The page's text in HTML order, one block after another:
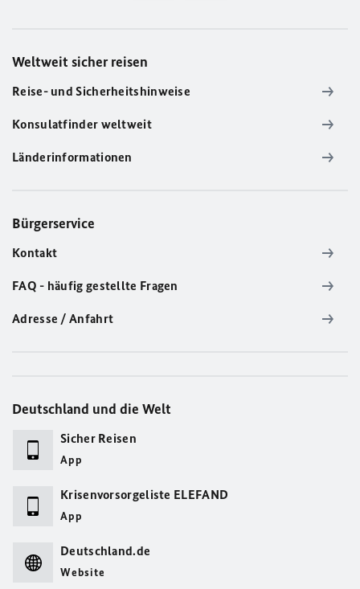
Weltweit sicher reisen
Reise- und Sicherheitshinweise
Konsulatfinder weltweit
Länderinformationen
Bürgerservice
Kontakt
FAQ - häufig gestellte Fragen
Adresse / Anfahrt
Deutschland und die Welt
Sicher Reisen
App
Krisenvorsorgeliste ELEFAND
App
Deutschland.de
Website